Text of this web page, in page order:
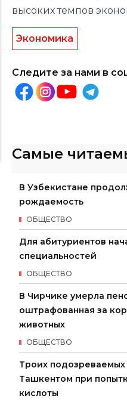
высоких темпов
Экономика
Следите за нами в
Самые
В Узбекистане
рождаемость
ОБЩЕСТВО
Для абитуриентов
специальностей
ОБЩЕСТВО
В Чирчике умерла
оштрафованная за
животных
ОБЩЕСТВО
Троих
Ташкентом при
кислоты